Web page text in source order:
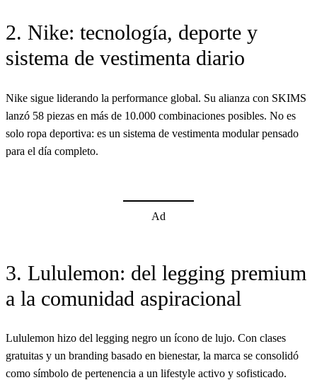
2. Nike: tecnología, deporte y
sistema de vestimenta diario
Nike sigue liderando la performance global. Su alianza con SKIMS
lanzó 58 piezas en más de 10.000 combinaciones posibles. No es
solo ropa deportiva: es un sistema de vestimenta modular pensado
para el día completo.
Ad
3. Lululemon: del legging premium
a la comunidad aspiracional
Lululemon hizo del legging negro un ícono de lujo. Con clases
gratuitas y un branding basado en bienestar, la marca se consolidó
como símbolo de pertenencia a un lifestyle activo y sofisticado.